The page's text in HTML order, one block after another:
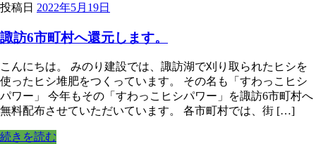
投稿日 2022年5月19日
諏訪6市町村へ還元します。
こんにちは。 みのり建設では、諏訪湖で刈り取られたヒシを
使ったヒシ堆肥をつくっています。 その名も「すわっこヒシ
パワー」 今年もその「すわっこヒシパワー」を諏訪6市町村へ
無料配布させていただいています。 各市町村では、街 […]
続きを読む